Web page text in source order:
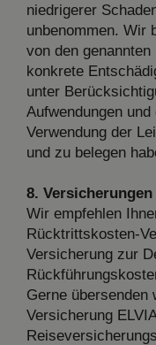
niedrigerer
unbenommen. Wir
von den
konkrete
unter
Aufwendungen
Verwendung der
und zu belegen
8.
Wir empfehlen
Rücktrittskosten-
Versicherung zur
Gerne übersenden
Versicherung ELVIA